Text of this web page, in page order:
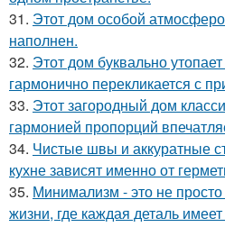
31. Этот дом особой
наполнен.
32. Этот дом буквально
гармонично перекликается с
33. Этот загородный дом
гармонией пропорций
34. Чистые швы и аккуратные
кухне зависят именно от
35. Минимализм - это не
жизни, где каждая деталь